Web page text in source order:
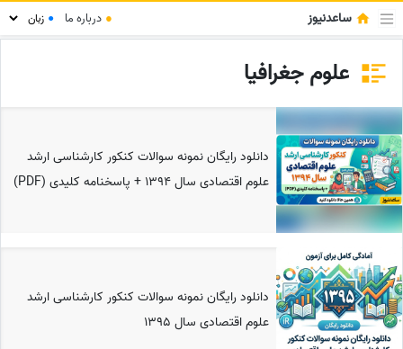
ساعدنیوز ● درباره ما ●
علوم جغرافیا
دانلود رایگان نمونه سوالات کنکور کارشناسی ارشد
علوم اقتصادی سال 1394 + پاسخنامه کلیدی (PDF)
دانلود رایگان نمونه سوالات کنکور کارشناسی ارشد
علوم اقتصادی سال 1395